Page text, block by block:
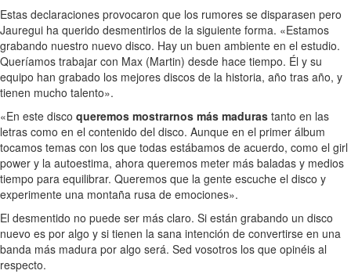
Estas declaraciones provocaron que los rumores se disparasen pero
Jauregui ha querido desmentirlos de la siguiente forma. «Estamos
grabando nuestro nuevo disco. Hay un buen ambiente en el estudio.
Queríamos trabajar con Max (Martin) desde hace tiempo. Él y su
equipo han grabado los mejores discos de la historia, año tras año, y
tienen mucho talento».
«En este disco queremos mostrarnos más maduras tanto en las
letras como en el contenido del disco. Aunque en el primer álbum
tocamos temas con los que todas estábamos de acuerdo, como el girl
power y la autoestima, ahora queremos meter más baladas y medios
tiempo para equilibrar. Queremos que la gente escuche el disco y
experimente una montaña rusa de emociones».
El desmentido no puede ser más claro. Si están grabando un disco
nuevo es por algo y si tienen la sana intención de convertirse en una
banda más madura por algo será. Sed vosotros los que opinéis al
respecto.